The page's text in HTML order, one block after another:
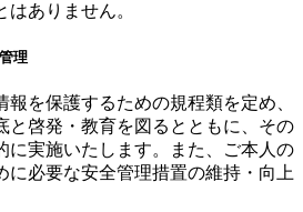
ありません。
理
を保護するための規程類を定め、
と啓発・教育を図るとともに、その
に実施いたします。また、ご本人の
に必要な安全管理措置の維持・向上